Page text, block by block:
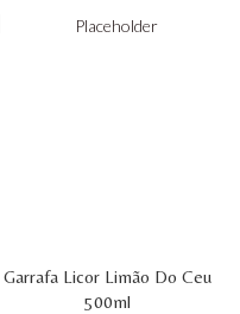
Garrafa Licor Limão Do Ceu
500ml